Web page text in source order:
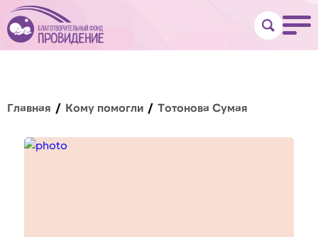
Главная Кому помогли Тотонова Сумая